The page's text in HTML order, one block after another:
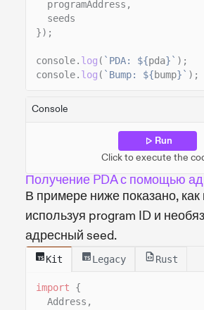
programAddress,
seeds
});
console. log ( `PDA: ${pda}` );
console. log ( `Bump: ${bump}` );
Console
Run
Click to execute the
Получение PDA с помощью
В примере ниже показано, как
используя program ID и
адресный seed.
Kit Legacy Rust
import
{
Address,